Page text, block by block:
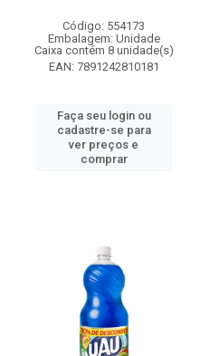
Código: 554173
Embalagem: Unidade
Caixa contém 8 unidade(s)
EAN: 7891242810181
Faça seu login ou
cadastre-se para
ver preços e
comprar